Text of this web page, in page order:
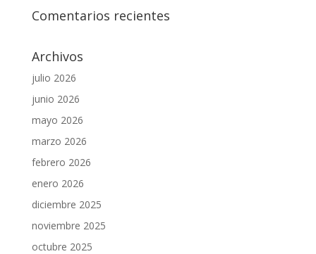
Comentarios recientes
Archivos
julio 2026
junio 2026
mayo 2026
marzo 2026
febrero 2026
enero 2026
diciembre 2025
noviembre 2025
octubre 2025